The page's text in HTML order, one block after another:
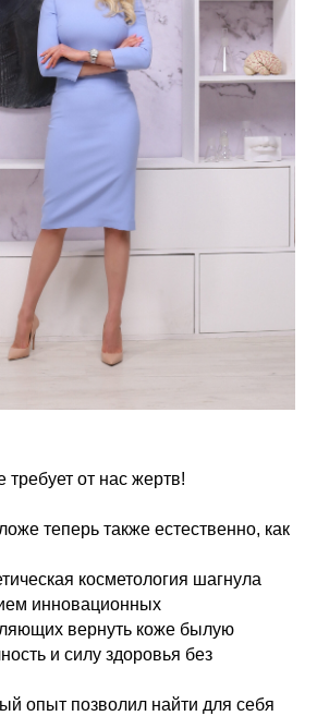
требует от нас жертв!
теперь также естественно, как
косметология шагнула
инновационных
вернуть коже былую
и силу здоровья без
опыт позволил найти для себя